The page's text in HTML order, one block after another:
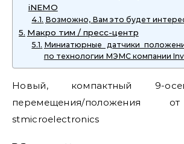
iNEMO
Возможно, Вам это будет
Макро тим / пресс-центр
Миниатюрные датчики
по технологии МЭМС компании
Новый, компактный 9-
перемещения/положения
stmicroelectronics